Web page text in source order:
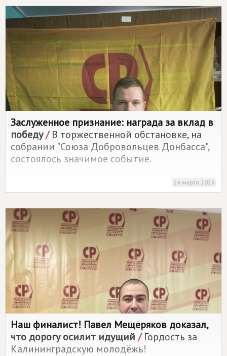
Заслуженное признание: награда за вклад в
победу/В торжественной обстановке, на
собрании "Союза Добровольцев Донбасса",
состоялось значимое событие.
14 марта 2026
Наш финалист! Павел Мещеряков доказал,
что дорогу осилит идущий /Гордость за
Калининградскую молодёжь!